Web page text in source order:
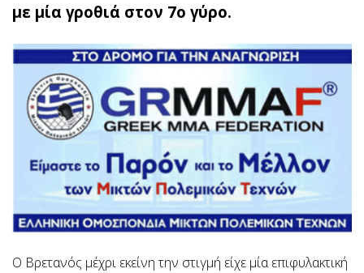
με μία γροθιά στον 7ο γύρο.
O Βρετανός μέχρι εκείνη την στιγμή είχε μία επιφυλακτική